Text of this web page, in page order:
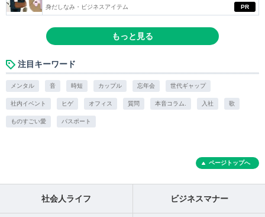
PR
身だしなみ・ビジネスアイテム
もっと見る
注目キーワード
メンタル 音 時短 カップル 忘年会 世代ギャップ
社内イベント ヒゲ オフィス 質問 本音コラム. 入社 歌
ものすごい愛 パスポート
ページトップへ
社会人ライフ ビジネスマナー